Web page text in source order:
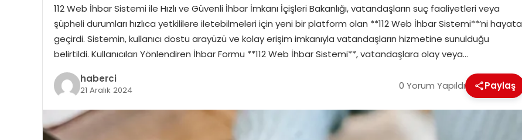
112 Web İhbar Sistemi ile Hızlı ve Güvenli İhbar İmkanı İçişleri Bakanlığı, vatandaşların suç faaliyetleri veya
şüpheli durumları hızlıca yetkililere iletebilmeleri için yeni bir platform olan **112 Web İhbar Sistemi**’ni hayata
geçirdi. Sistemin, kullanıcı dostu arayüzü ve kolay erişim imkanıyla vatandaşların hizmetine sunulduğu
belirtildi. Kullanıcıları Yönlendiren İhbar Formu **112 Web İhbar Sistemi**, vatandaşlara olay veya…
haberci
21 Aralık 2024 0 Yorum Yapıldı Paylaş